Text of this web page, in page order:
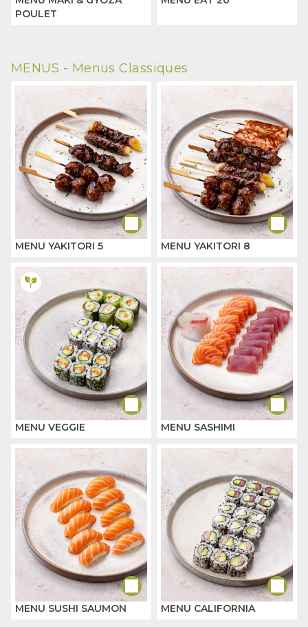
POULET
MENUS - Menus Classiques
MENU YAKITORI 5 MENU YAKITORI 8
MENU VEGGIE MENU SASHIMI
MENU SUSHI SAUMON MENU CALIFORNIA